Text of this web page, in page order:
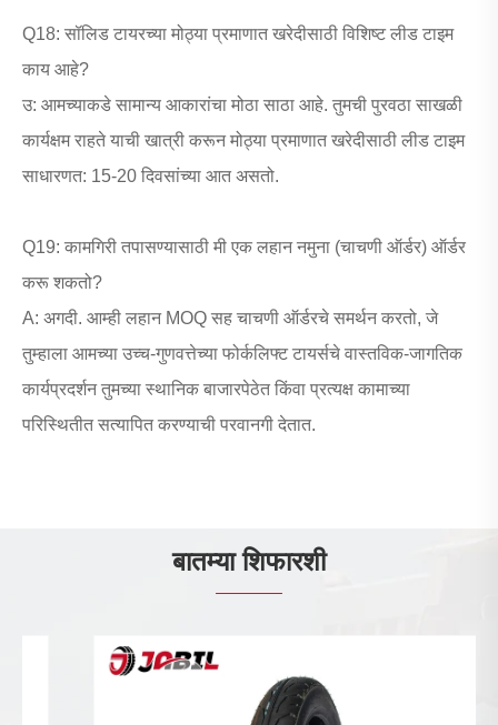
Q18: सॉलिड टायरच्या मोठ्या प्रमाणात खरेदीसाठी विशिष्ट लीड टाइम
काय आहे?
उ: आमच्याकडे सामान्य आकारांचा मोठा साठा आहे. तुमची पुरवठा साखळी
कार्यक्षम राहते याची खात्री करून मोठ्या प्रमाणात खरेदीसाठी लीड टाइम
साधारणत: 15-20 दिवसांच्या आत असतो.
Q19: कामगिरी तपासण्यासाठी मी एक लहान नमुना (चाचणी ऑर्डर) ऑर्डर
करू शकतो?
A: अगदी. आम्ही लहान MOQ सह चाचणी ऑर्डरचे समर्थन करतो, जे
तुम्हाला आमच्या उच्च-गुणवत्तेच्या फोर्कलिफ्ट टायर्सचे वास्तविक-जागतिक
कार्यप्रदर्शन तुमच्या स्थानिक बाजारपेठेत किंवा प्रत्यक्ष कामाच्या
परिस्थितीत सत्यापित करण्याची परवानगी देतात.
बातम्या शिफारशी